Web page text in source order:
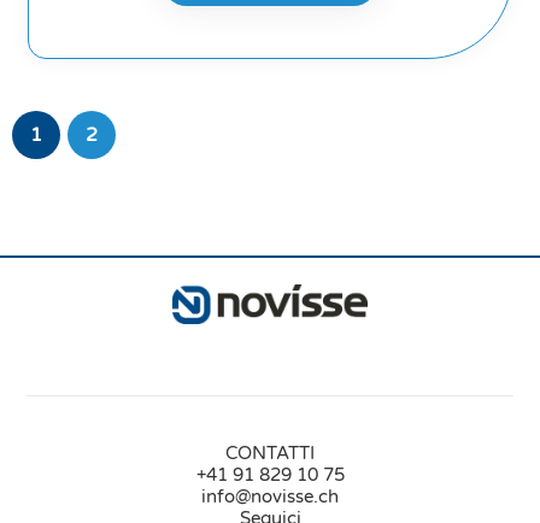
1 2
CONTATTI
+41 91 829 10 75
info@novisse.ch
Seguici